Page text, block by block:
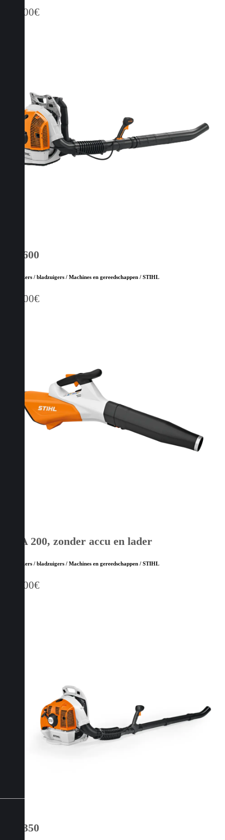
829,00€
BR 600
Bladblazers / bladzuigers / Machines en gereedschappen / STIHL
959,00€
BGA 200, zonder accu en lader
Bladblazers / bladzuigers / Machines en gereedschappen / STIHL
559,00€
BR 350